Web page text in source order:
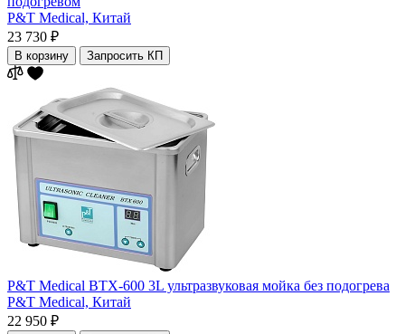
P&T Medical, Китай
23 730 ₽
В корзину Запросить КП
P&T Medical BTX-600 3L ультразвуковая мойка без подогрева
P&T Medical, Китай
22 950 ₽